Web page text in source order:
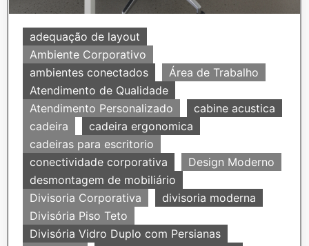
adequação de layout
Ambiente Corporativo
ambientes conectados
Área de Trabalho
Atendimento de Qualidade
Atendimento Personalizado
cabine acustica
cadeira
cadeira ergonomica
cadeiras para escritorio
conectividade corporativa
Design Moderno
desmontagem de mobiliário
Divisoria Corporativa
divisoria moderna
Divisória Piso Teto
Divisória Vidro Duplo com Persianas